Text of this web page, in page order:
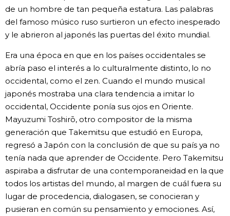
de un hombre de tan pequeña estatura. Las palabras
del famoso músico ruso surtieron un efecto inesperado
y le abrieron al japonés las puertas del éxito mundial.
Era una época en que en los países occidentales se
abría paso el interés a lo culturalmente distinto, lo no
occidental, como el zen. Cuando el mundo musical
japonés mostraba una clara tendencia a imitar lo
occidental, Occidente ponía sus ojos en Oriente.
Mayuzumi Toshirō, otro compositor de la misma
generación que Takemitsu que estudió en Europa,
regresó a Japón con la conclusión de que su país ya no
tenía nada que aprender de Occidente. Pero Takemitsu
aspiraba a disfrutar de una contemporaneidad en la que
todos los artistas del mundo, al margen de cuál fuera su
lugar de procedencia, dialogasen, se conocieran y
pusieran en común su pensamiento y emociones. Así,